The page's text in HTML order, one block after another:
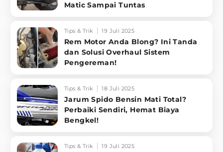
Matic Sampai Tuntas
Tips & Trik 19 Juli 2025
Rem Motor Anda Blong? Ini Tanda
dan Solusi Overhaul Sistem
Pengereman!
Tips & Trik 18 Juli 2025
Jarum Spido Bensin Mati Total?
Perbaiki Sendiri, Hemat Biaya
Bengkel!
Tips & Trik 19 Juli 2025